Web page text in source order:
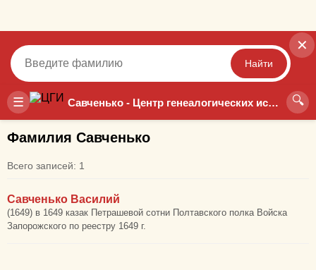
☰ Савченько - Центр генеалогических исследований 🔍
✕
Найти
Точный Неточный
Фамилия Савченько
Всего записей: 1
Савченько Василий
(1649) в 1649 казак Петрашевой сотни Полтавского полка Войска
Запорожского по реестру 1649 г.